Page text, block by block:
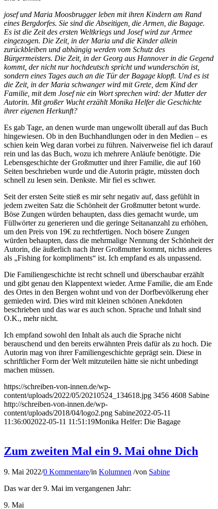
josef und Maria Moosbrugger leben mit ihren Kindern am Rand
eines Bergdorfes. Sie sind die Abseitigen, die Armen, die Bagage.
Es ist die Zeit des ersten Weltkriegs und Josef wird zur Armee
eingezogen. Die Zeit, in der Maria und die Kinder allein
zurückbleiben und abhängig werden vom Schutz des
Bürgermeisters. Die Zeit, in der Georg aus Hannover in die Gegend
kommt, der nicht nur hochdeutsch spricht und wunderschön ist,
sondern eines Tages auch an die Tür der Bagage klopft. Und es ist
die Zeit, in der Maria schwanger wird mit Grete, dem Kind der
Familie, mit dem Josef nie ein Wort sprechen wird: der Mutter der
Autorin. Mit großer Wucht erzählt Monika Helfer die Geschichte
ihrer eigenen Herkunft?
Es gab Tage, an denen wurde man ungewollt überall auf das Buch
hingewiesen. Ob in den Buchhandlungen oder in den Medien – es
schien kein Weg daran vorbei zu führen. Naiverweise fiel ich darauf
rein und las das Buch, wozu ich mehrere Anläufe benötigte. Die
Lebensgeschichte der Großmutter und ihrer Familie, die auf 160
Seiten beschrieben wurde und die Autorin prägte, müssten doch
schnell zu lesen sein. Denkste. Mir fiel es schwer.
Seit der ersten Seite stieß es mir sehr negativ auf, dass gefühlt in
jedem zweiten Satz die Schönheit der Großmutter betont wurde.
Böse Zungen würden behaupten, dass dies gemacht wurde, um
Füllwörter zu generieren und die geringe Seitananzahl zu erhöhen,
um den Preis von 19€ zu rechtfertigen. Noch bösere Zungen
würden behaupten, dass die mehrmalige Nennung der Schönheit der
Autorin, die äußerlich nach ihrer Großmutter kommt, nichts anderes
als „Fishing for kompliments“ ist. Ich empfand es als unpassend.
Die Familiengeschichte ist recht schnell und überschaubar erzählt
und gibt genau den Klappentext wieder. Arme Familie, die am Ende
des Ortes in den Bergen wohnt und von der Dorfbevölkerung eher
gemieden wird. Dies wird mit kleinen schönen Anekdoten
beschrieben und das war es auch schon. Sprache und Inhalt sind
O.K., mehr nicht.
Ich empfand sowohl den Inhalt als auch die Sprache nicht
berauschend und den bereits erwähnten Preis dafür als zu hoch. Die
Autorin mag von ihrer Familiengeschichte geprägt sein. Diese in
schriftlicher Form der Welt mitzuteilen hätte sie nicht unbedingt
machen müssen.
https://schreiben-von-innen.de/wp-
content/uploads/2022/05/20210524_134618.jpg 3456 4608 Sabine
http://schreiben-von-innen.de/wp-
content/uploads/2018/04/logo2.png Sabine2022-05-11
11:36:002022-05-11 11:51:19Monika Helfer: Die Bagage
Zum zweiten Mal ein 9. Mai ohne Dich
9. Mai 2022/0 Kommentare/in Kolumnen /von Sabine
Das war der 9. Mai im vergangenen Jahr:
9. Mai